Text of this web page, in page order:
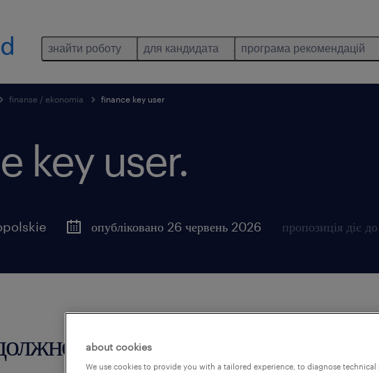
знайти роботу для кандидата програма рекомендацій
finanse / ekonomia finance key user
key user.
опубліковано 26 червень 2026 пропозиція діє
about cookies
We use cookies to provide you with a tailored experience, to diagnose